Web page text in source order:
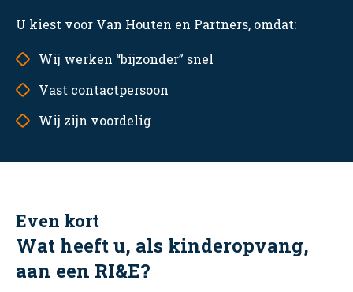
U kiest voor Van Houten en Partners, omdat:
Wij werken “bijzonder” snel
Vast contactpersoon
Wij zijn voordelig
Even kort
Wat heeft u, als kinderopvang,
aan een RI&E?